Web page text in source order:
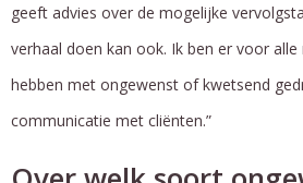
geeft advies over de mogelijke
verhaal doen kan ook. Ik ben er voor
hebben met ongewenst of kwetsend
communicatie met cliënten.”